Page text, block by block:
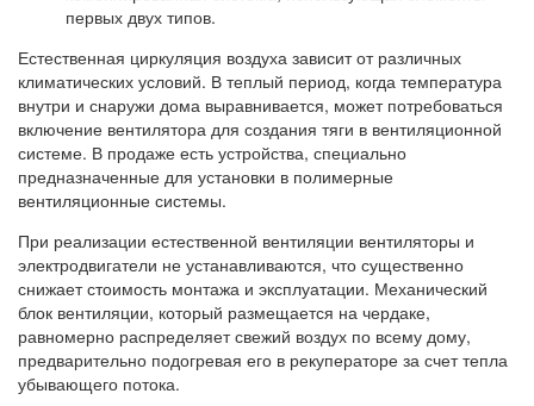
первых двух типов.
Естественная циркуляция воздуха зависит от различных
климатических условий. В теплый период, когда температура
внутри и снаружи дома выравнивается, может потребоваться
включение вентилятора для создания тяги в вентиляционной
системе. В продаже есть устройства, специально
предназначенные для установки в полимерные
вентиляционные системы.
При реализации естественной вентиляции вентиляторы и
электродвигатели не устанавливаются, что существенно
снижает стоимость монтажа и эксплуатации. Механический
блок вентиляции, который размещается на чердаке,
равномерно распределяет свежий воздух по всему дому,
предварительно подогревая его в рекуператоре за счет тепла
убывающего потока.